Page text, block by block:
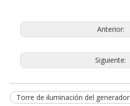
Anterior:
Siguiente:
Torre de iluminación del generador